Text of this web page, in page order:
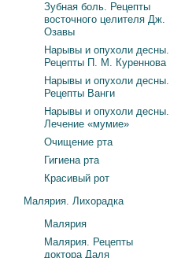
Зубная боль. Рецепты
восточного целителя Дж.
Озавы
Нарывы и опухоли десны.
Рецепты П. М. Куреннова
Нарывы и опухоли десны.
Рецепты Ванги
Нарывы и опухоли десны.
Лечение «мумие»
Очищение рта
Гигиена рта
Красивый рот
Малярия. Лихорадка
Малярия
Малярия. Рецепты
доктора Даля